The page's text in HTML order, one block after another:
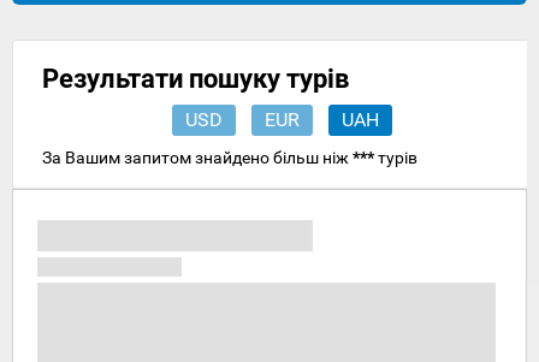
Результати пошуку турів
USD EUR UAH
За Вашим запитом знайдено більш ніж ***турів